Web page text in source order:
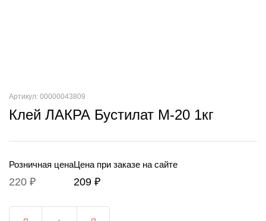
Артикул: 00000043809
Клей ЛАКРА Бустилат М-20 1кг
Розничная цена
220 ₽
Цена при заказе на сайте
209 ₽